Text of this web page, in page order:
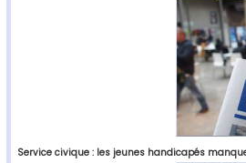
Service civique : les jeunes handicapés